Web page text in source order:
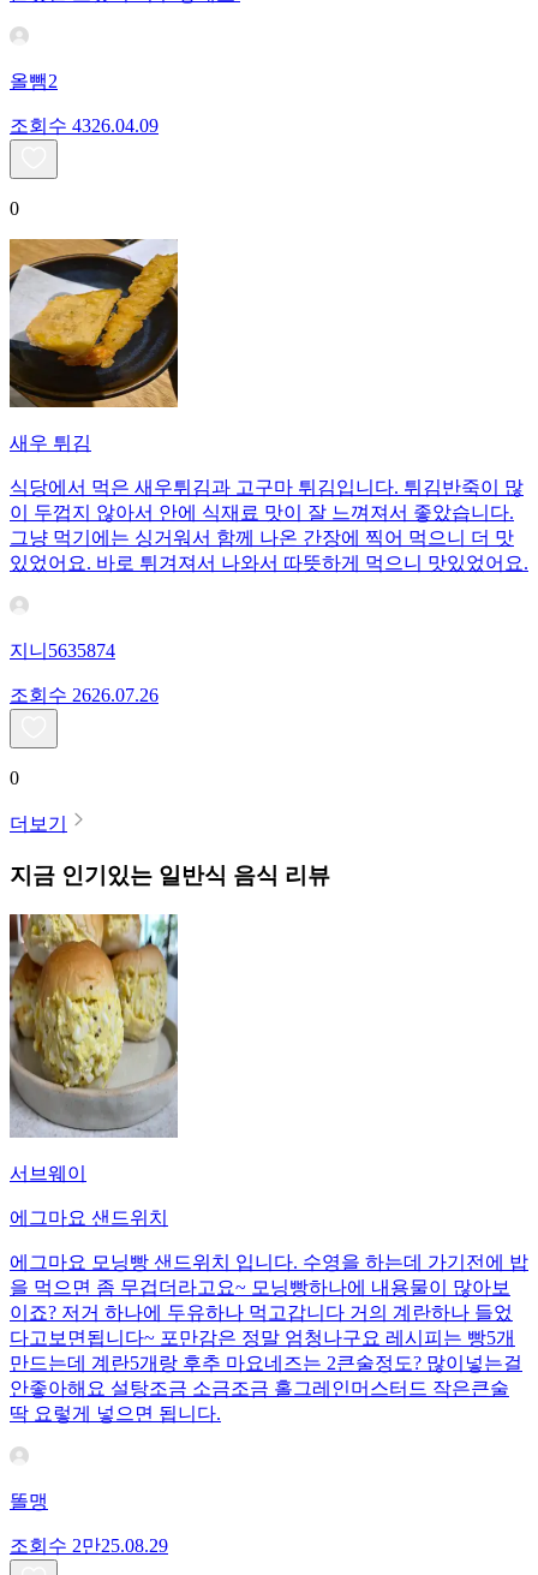
올뺌2
조회수 4326.04.09
0
새우 튀김
식당에서 먹은 새우튀김과 고구마 튀김입니다. 튀김반죽이 많
이 두껍지 않아서 안에 식재료 맛이 잘 느껴져서 좋았습니다.
그냥 먹기에는 싱거워서 함께 나온 간장에 찍어 먹으니 더 맛
있었어요. 바로 튀겨져서 나와서 따뜻하게 먹으니 맛있었어요.
지니5635874
조회수 2626.07.26
0
더보기
지금 인기있는 일반식 음식 리뷰
서브웨이
에그마요 샌드위치
에그마요 모닝빵 샌드위치 입니다. 수영을 하는데 가기전에 밥
을 먹으면 좀 무겁더라고요~ 모닝빵하나에 내용물이 많아보
이죠? 저거 하나에 두유하나 먹고갑니다 거의 계란하나 들었
다고보면됩니다~ 포만감은 정말 엄청나구요 레시피는 빵5개
만드는데 계란5개랑 후추 마요네즈는 2큰술정도? 많이넣는걸
안좋아해요 설탕조금 소금조금 홀그레인머스터드 작은큰술
딱 요렇게 넣으면 됩니다.
똘맹
조회수 2만25.08.29